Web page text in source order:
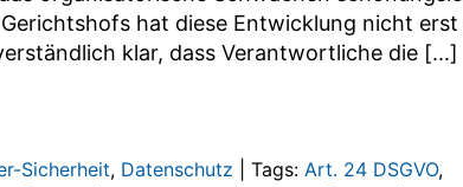
hat diese Entwicklung nicht
klar, dass Verantwortliche die [...]
Sicherheit, Datenschutz Tags: Art. 24 DSGVO,